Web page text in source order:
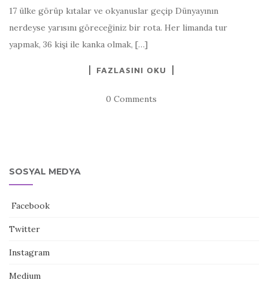
17 ülke görüp kıtalar ve okyanuslar geçip Dünyayının
nerdeyse yarısını göreceğiniz bir rota. Her limanda tur
yapmak, 36 kişi ile kanka olmak, […]
FAZLASINI OKU
0 Comments
SOSYAL MEDYA
Facebook
Twitter
Instagram
Medium